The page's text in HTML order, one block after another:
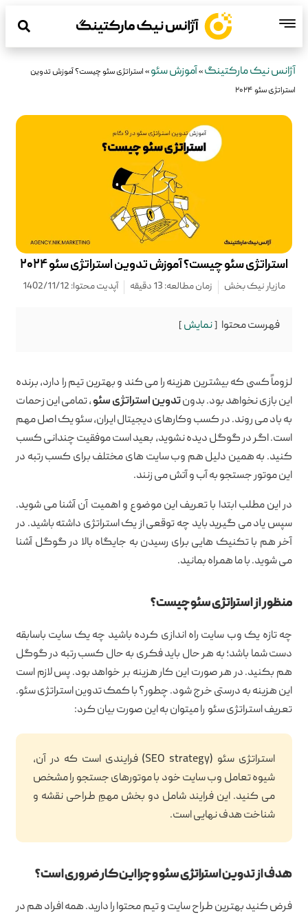
آژانس نیک مارکتینگ»آموزش سئو»استراتژی سئو چیست؟ آموزش تدوین
استراتژی سئو ۲۰۲۴
استراتژی سئو چیست؟ آموزش تدوین استراتژی سئو ۲۰۲۴
مازیار نیک بخش زمان مطالعه: 13 دقیقه آپدیت محتوا: 1402/11/12
فهرست محتوا نمایش
لزوماً کسی که بیشترین هزینه را می کند و بهترین تیم را دارد، برنده
این بازی نخواهد بود. بدونتدوین استراتژی سئو، تمامی این زحمات
به باد می روند. در کسب وکارهای دیجیتال ایران، سئو یک اصل مهم
است. اگر در گوگل دیده نشوید، بعید است موفقیت چندانی کسب
کنید. به همین دلیل هم وب سایت های مختلف برای کسب رتبه در
این موتور جستجو به آب و آتش می زنند.
در این مطلب ابتدا با تعریف این موضوع و اهمیت آن آشنا می شوید.
سپس یاد می گیرید باید چه توقعی از یک استراتژی داشته باشید. در
آخر هم با تکنیک هایی برای رسیدن به جایگاه بالا در گوگل آشنا
می شوید. با ما همراه بمانید.
منظور از استراتژی سئو چیست؟
چه تازه یک وب سایت راه اندازی کرده باشید چه یک سایت باسابقه
دست شما باشد؛ به هر حال باید فکری به حال کسب رتبه در گوگل
هم بکنید. در هر صورت این کار هزینه بر خواهد بود. پس لازم است
این هزینه به درستی خرج شود. چطور؟ با کمک تدوین استراتژی سئو.
تعریف استراتژی سئو را میتوان به این صورت بیان کرد:
استراتژی سئو (SEO strategy) فرایندی است که در آن،
شیوه تعامل وب سایت خود با موتورهای جستجو را مشخص
می کنید. این فرایند شامل دو بخش مهمِ طراحی نقشه و
شناخت هدف نهایی است.
هدف از تدوین استراتژی سئو و چرا این کار ضروری است؟
فرض کنید بهترین طراح سایت و تیم محتوا را دارید. همه افراد هم در